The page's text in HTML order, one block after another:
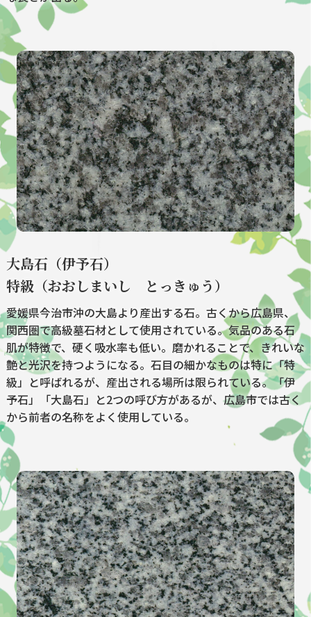
大島石（伊予石）
特級（おおしまいし とっきゅう）
愛媛県今治市沖の大島より産出する石。古くから広島県、
関西圏で高級墓石材として使用されている。気品のある石
肌が特徴で、硬く吸水率も低い。磨かれることで、きれいな
艶と光沢を持つようになる。石目の細かなものは特に「特
級」と呼ばれるが、産出される場所は限られている。「伊
予石」「大島石」と2つの呼び方があるが、広島市では古く
から前者の名称をよく使用している。